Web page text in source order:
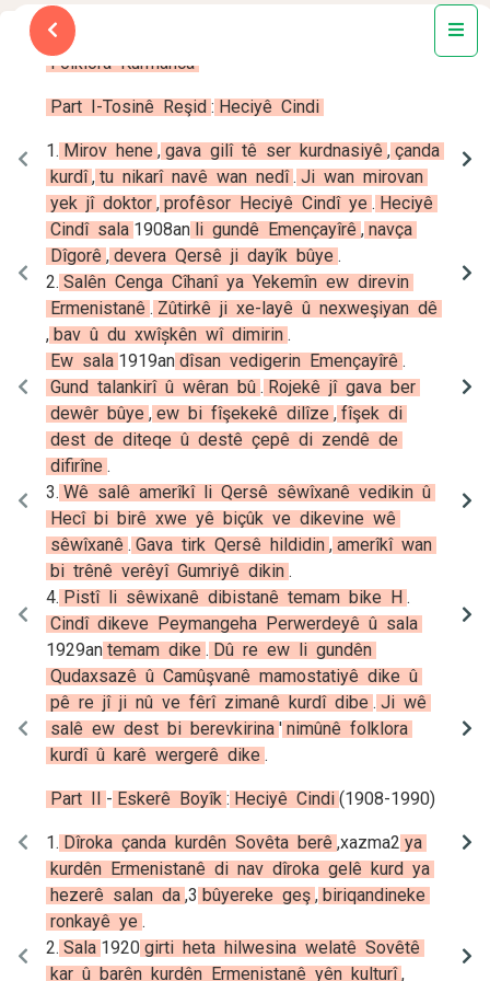
Text3
Folklora Kurmanca
Part I-Tosinê Reşid : Heciyê Cindi
1. Mirov hene , gava gilî tê ser kurdnasiyê , çanda
kurdî , tu nikarî navê wan nedî . Ji wan mirovan
yek jî doktor , profêsor Heciyê Cindî ye . Heciyê
Cindî sala 1908an li gundê Emençayîrê , navça
Dîgorê , devera Qersê ji dayîk bûye .
2. Salên Cenga Cîhanî ya Yekemîn ew direvin
Ermenistanê . Zûtirkê ji xe-layê û nexweşiyan dê
, bav û du xwîșkên wî dimirin .
Ew sala 1919an dîsan vedigerin Emençayîrê .
Gund talankirî û wêran bû . Rojekê jî gava ber
dewêr bûye , ew bi fîşekekê dilîze , fîşek di
dest de diteqe û destê çepê di zendê de
difirîne .
3. Wê salê amerîkî li Qersê sêwîxanê vedikin û
Hecî bi birê xwe yê biçûk ve dikevine wê
sêwîxanê . Gava tirk Qersê hildidin , amerîkî wan
bi trênê verêyî Gumriyê dikin .
4. Pistî li sêwixanê dibistanê temam bike H .
Cindî dikeve Peymangeha Perwerdeyê û sala
1929an temam dike . Dû re ew li gundên
Qudaxsazê û Camûşvanê mamostatiyê dike û
pê re jî ji nû ve fêrî zimanê kurdî dibe . Ji wê
salê ew dest bi berevkirina ' nimûnê folklora
kurdî û karê wergerê dike .
Part II - Eskerê Boyîk : Heciyê Cindi (1908-1990)
1. Dîroka çanda kurdên Sovêta berê ,xazma2 ya
kurdên Ermenistanê di nav dîroka gelê kurd ya
hezerê salan da ,3 bûyereke geş , biriqandineke
ronkayê ye .
2. Sala 1920 girti heta hilwesina welatê Sovêtê
kar û barên kurdên Ermenistanê yên kulturî ,